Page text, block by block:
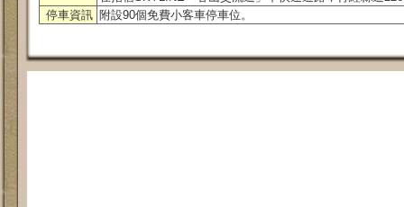
停車資訊 附設90個免費小客車停車位。